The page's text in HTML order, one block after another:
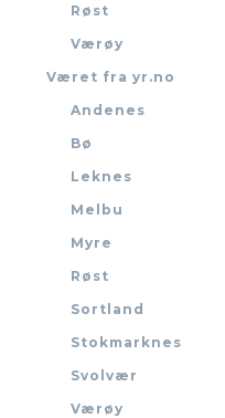
Røst
Værøy
Været fra yr.no
Andenes
Bø
Leknes
Melbu
Myre
Røst
Sortland
Stokmarknes
Svolvær
Værøy